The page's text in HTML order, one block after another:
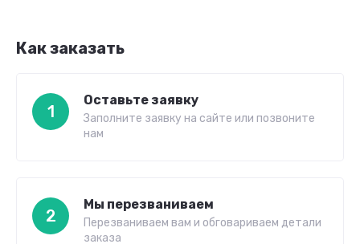
Как заказать
1
Оставьте заявку
Заполните заявку на сайте или позвоните
нам
2
Мы перезваниваем
Перезваниваем вам и обговариваем детали
заказа